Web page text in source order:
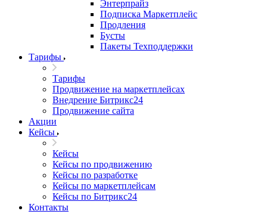
Энтерпрайз
Подписка Маркетплейс
Продления
Бусты
Пакеты Техподдержки
Тарифы
Тарифы
Продвижение на маркетплейсах
Внедрение Битрикс24
Продвижение сайта
Акции
Кейсы
Кейсы
Кейсы по продвижению
Кейсы по разработке
Кейсы по маркетплейсам
Кейсы по Битрикс24
Контакты